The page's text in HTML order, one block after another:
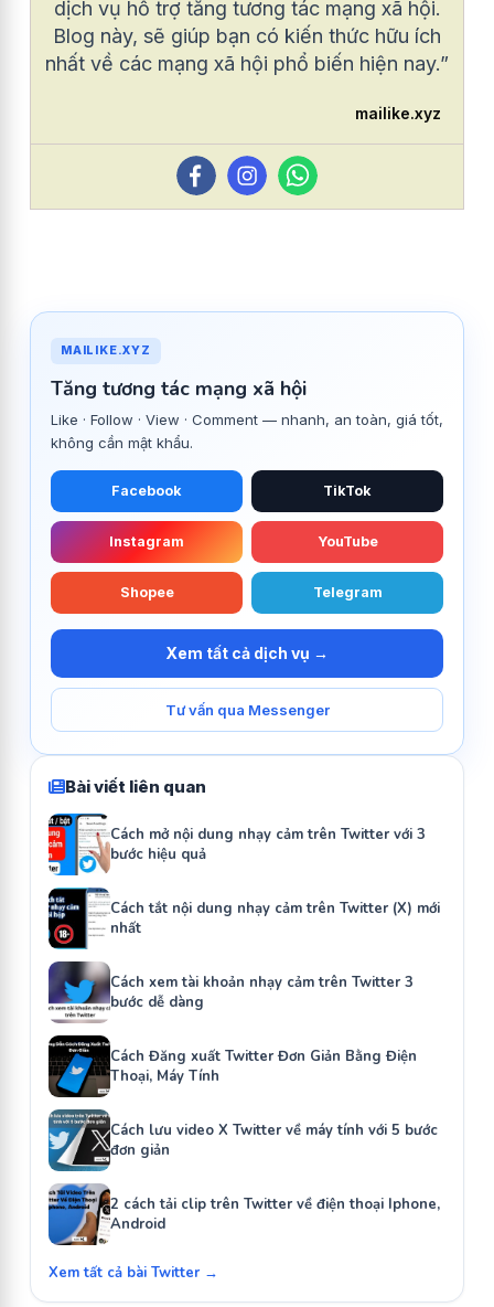
dịch vụ hỗ trợ tăng tương tác mạng xã hội.
Blog này, sẽ giúp bạn có kiến thức hữu ích
nhất về các mạng xã hội phổ biến hiện nay.”
mailike.xyz
MAILIKE.XYZ
Tăng tương tác mạng xã hội
Like · Follow · View · Comment — nhanh, an toàn, giá tốt,
không cần mật khẩu.
Facebook TikTok
Instagram YouTube
Shopee Telegram
Xem tất cả dịch vụ →
Tư vấn qua Messenger
Bài viết liên quan
Cách mở nội dung nhạy cảm trên Twitter với 3
bước hiệu quả
Cách tắt nội dung nhạy cảm trên Twitter (X) mới
nhất
Cách xem tài khoản nhạy cảm trên Twitter 3
bước dễ dàng
Cách Đăng xuất Twitter Đơn Giản Bằng Điện
Thoại, Máy Tính
Cách lưu video X Twitter về máy tính với 5 bước
đơn giản
2 cách tải clip trên Twitter về điện thoại Iphone,
Android
Xem tất cả bài Twitter →